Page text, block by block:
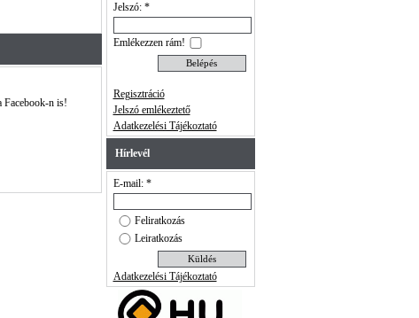
n is!
Jelszó: *
Emlékezzen rám!
Regisztráció
Jelszó emlékeztető
Adatkezelési Tájékoztató
Hírlevél
E-mail: *
Feliratkozás
Leiratkozás
Adatkezelési Tájékoztató